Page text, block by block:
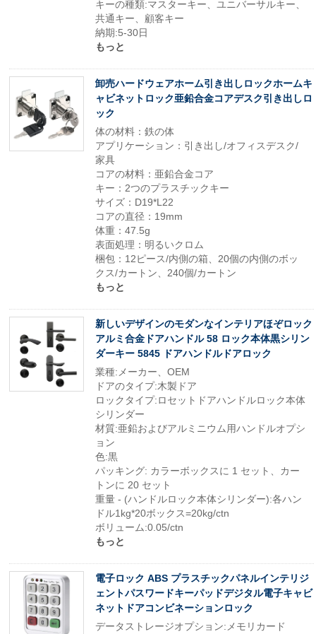
キーの種類:マスターキー、ユニバーサルキー、
共通キー、顧客キー
納期:5-30日
もっと
卸売ハードウェアホーム引き出しロックホームキ
ャビネットロック亜鉛合金コアデスク引き出しロ
ック
体の材料：鉄の体
アプリケーション：引き出し/オフィスデスク/
家具
コアの材料：亜鉛合金コア
キー：2つのプラスチックキー
サイズ：D19*L22
コアの直径：19mm
体重：47.5g
表面処理：明るいクロム
梱包：12ピース/内側の箱、20個の内側のボッ
クス/カートン、240個/カートン
もっと
新しいデザインのモダンなインテリアほぞロック
アルミ合金ドアハンドル 58 ロック本体黒シリン
ダーキー 5845 ドアハンドルドアロック
業種:メーカー、OEM
ドアのタイプ:木製ドア
ロックタイプ:ロセットドアハンドルロック本体
シリンダー
材質:亜鉛およびアルミニウム用ハンドルオプシ
ョン
色:黒
パッキング: カラーボックスに 1 セット、カー
トンに 20 セット
重量 - (ハンドルロック本体シリンダー):各ハン
ドル1kg*20ボックス=20kg/ctn
ボリューム:0.05/ctn
もっと
電子ロック ABS プラスチックパネルインテリジ
ェントパスワードキーパッドデジタル電子キャビ
ネットドアコンビネーションロック
データストレージオプション:メモリカード